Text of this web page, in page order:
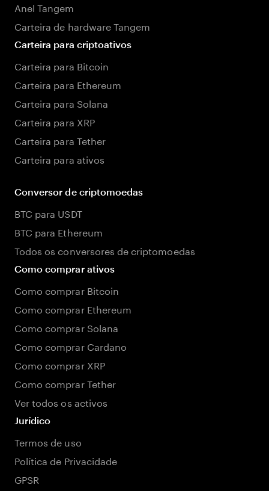
Anel Tangem
Carteira de hardware Tangem
Carteira para criptoativos
Carteira para Bitcoin
Carteira para Ethereum
Carteira para Solana
Carteira para XRP
Carteira para Tether
Carteira para ativos
Conversor de criptomoedas
BTC para USDT
BTC para Ethereum
Todos os conversores de criptomoedas
Como comprar ativos
Como comprar Bitcoin
Como comprar Ethereum
Como comprar Solana
Como comprar Cardano
Como comprar XRP
Como comprar Tether
Ver todos os activos
Jurídico
Termos de uso
Política de Privacidade
GPSR